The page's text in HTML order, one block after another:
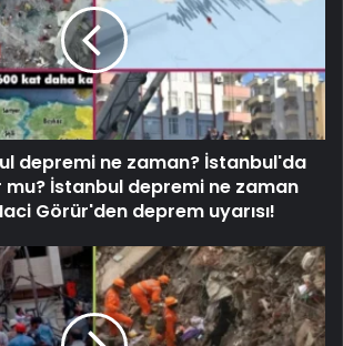
depremi ne zaman? İstanbul'da
İstanbul depremi ne zaman
Görür'den deprem uyarısı!